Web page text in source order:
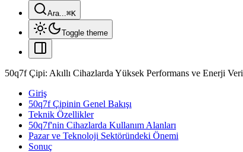
Ara...⌘K
Toggle theme
50q7f Çipi: Akıllı Cihazlarda Yüksek Performans ve Enerji
Giriş
50q7f Çipinin Genel Bakışı
Teknik Özellikler
50q7f'nin Cihazlarda Kullanım Alanları
Pazar ve Teknoloji Sektöründeki Önemi
Sonuç